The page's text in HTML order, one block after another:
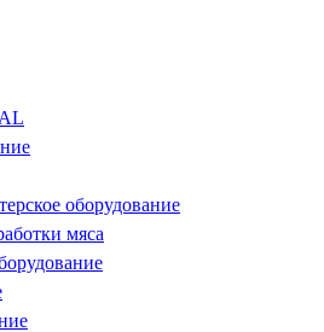
оборудование
мяса